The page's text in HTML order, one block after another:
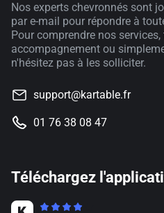
Nos experts chevronnés sont
par e-mail pour répondre à
Pour comprendre nos
accompagnement ou
n'hésitez pas à les solliciter.
support@kartable.fr
01 76 38 08 47
Téléchargez